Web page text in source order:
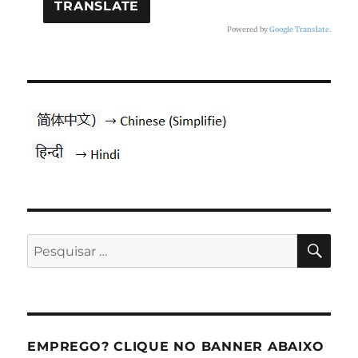
Powered byGoogle Translate.
Pesquisar
por:
EMPREGO? CLIQUE NO BANNER ABAIXO